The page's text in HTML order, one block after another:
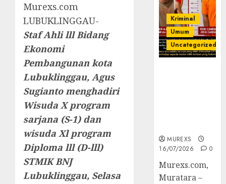
Murexs.com
LUBUKLINGGAU-
Staf Ahli lll Bidang
Ekonomi
Pembangunan kota
Lubuklinggau, Agus
Sugianto menghadiri
Wisuda X program
sarjana (S-1) dan
wisuda Xl program
Diploma lll (D-lll)
STMIK BNJ
Lubuklinggau, Selasa
Kriminal
Umum
Uncategorized
MUREXS
16/07/2026
0
Murexs.com,
Muratara –